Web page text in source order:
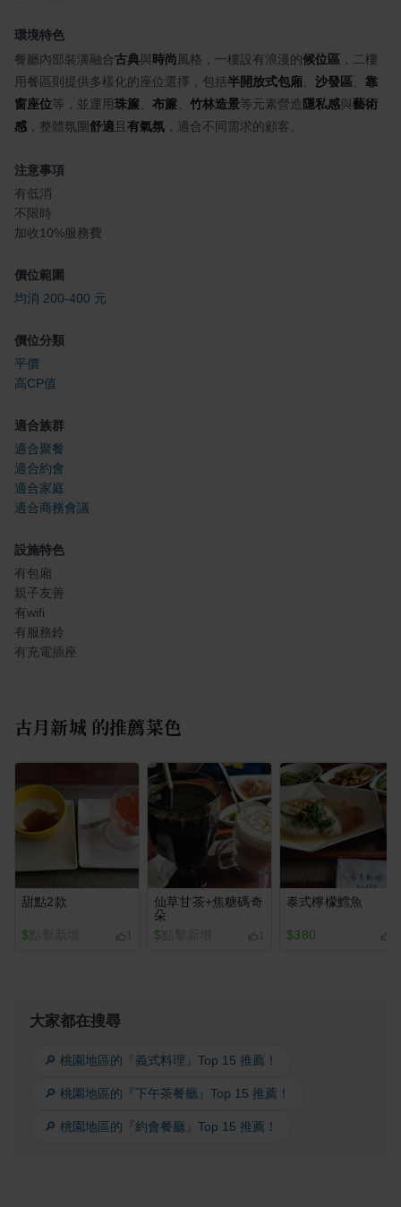
環境特色
餐廳內部裝潢融合古典與 時尚 風格，一樓設有浪漫的候位區 ，二樓
用餐區則提供多樣化的座位選擇，包括半開放式包廂 沙發區
靠
窗座位等，並運用珠簾 布簾 竹林造景等元素營造 隱私感與藝術
感 ，整體氛圍舒適 且 有氣氛 ，適合不同需求的顧客。
注意事項
有低消
不限時
加收10%服務費
價位範圍
均消 200-400 元
價位分類
平價
高CP值
適合族群
適合聚餐
適合約會
適合家庭
適合商務會議
設施特色
有包廂
親子友善
有wifi
有服務鈴
有充電插座
古月新城 的推薦菜色
甜點2款
$
仙草甘茶+焦糖碼奇
朵
$
泰式檸檬鱈魚
$380
大家都在搜尋
🔎 桃園地區的『義式料理』Top 15 推薦！
🔎 桃園地區的『下午茶餐廳』Top 15 推薦！
🔎 桃園地區的『約會餐廳』Top 15 推薦！